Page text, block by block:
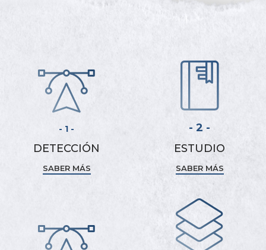
- 1 -
DETECCIÓN
SABER MÁS
- 2 -
ESTUDIO
SABER MÁS